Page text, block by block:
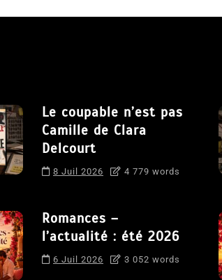
Le coupable n’est pas
Camille de Clara
Delcourt
8 Juil 2026 4 779 words
Romances –
l’actualité : été 2026
6 Juil 2026 3 052 words